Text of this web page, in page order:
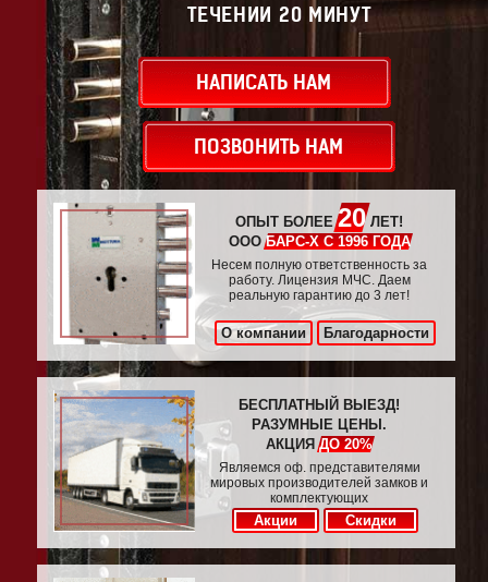
ТЕЧЕНИИ 20 МИНУТ
НАПИСАТЬ НАМ
ПОЗВОНИТЬ НАМ
ОПЫТ БОЛЕЕ20ЛЕТ!
ОООБАРС-Х С 1996 ГОДА
Несем полную ответственность за
работу. Лицензия МЧС. Даем
реальную гарантию до 3 лет!
О компании Благодарности
БЕСПЛАТНЫЙ ВЫЕЗД!
РАЗУМНЫЕ ЦЕНЫ.
АКЦИЯДО 20%
Являемся оф. представителями
мировых производителей замков и
комплектующих
Акции Скидки